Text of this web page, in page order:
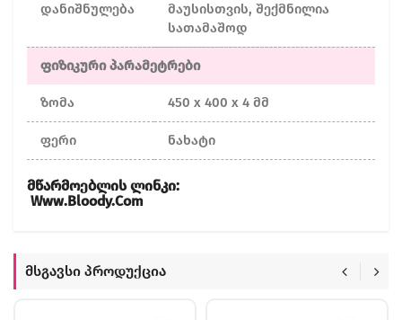
დანიშნულება
მაუსისთვის, შექმნილია
სათამაშოდ
ფიზიკური პარამეტრები
ზომა 450 x 400 x 4 მმ
ფერი ნახატი
Მწარმოებლის Ლინკი:
Www.bloody.com
Მსგავსი Პროდუქცია